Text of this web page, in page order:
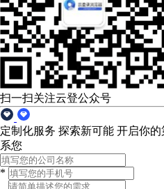
扫一扫关注云登公众号
定制化服务 探索新可能 开启你的
系您
*